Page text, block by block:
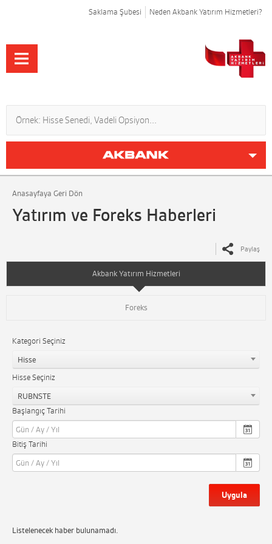
Saklama Şubesi Neden Akbank Yatırım Hizmetleri?
Anasayfaya Geri Dön
Yatırım ve Foreks Haberleri
Paylaş
Akbank Yatırım Hizmetleri
Foreks
Kategori Seçiniz
Hisse
Hisse Seçiniz
RUBNSTE
Başlangıç Tarihi
Bitiş Tarihi
Uygula
Listelenecek haber bulunamadı.